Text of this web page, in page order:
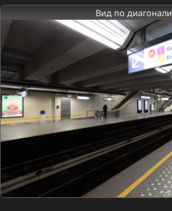
Вид по диагонали